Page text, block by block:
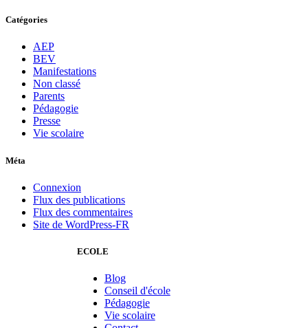
Catégories
AEP
BEV
Manifestations
Non classé
Parents
Pédagogie
Presse
Vie scolaire
Méta
Connexion
Flux des publications
Flux des commentaires
Site de WordPress-FR
ECOLE
Blog
Conseil d'école
Pédagogie
Vie scolaire